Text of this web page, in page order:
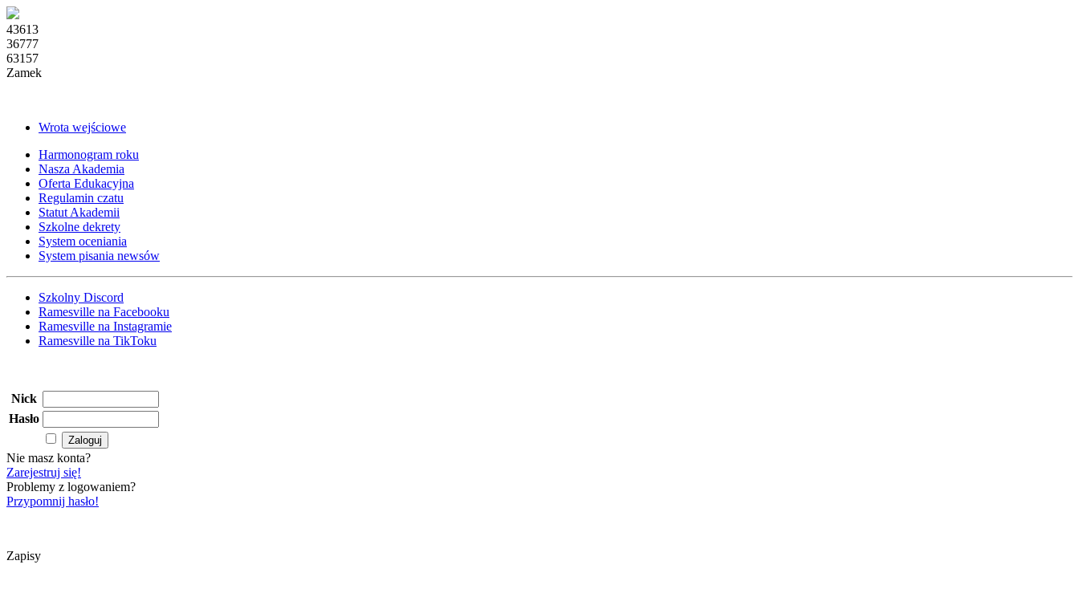
43613
36777
63157
Zamek
Wrota wejściowe
Harmonogram roku
Nasza Akademia
Oferta Edukacyjna
Regulamin czatu
Statut Akademii
Szkolne dekrety
System oceniania
System pisania newsów
Szkolny Discord
Ramesville na Facebooku
Ramesville na Instagramie
Ramesville na TikToku
Nick
Hasło
Nie masz konta?
Zarejestruj się!
Problemy z logowaniem?
Przypomnij hasło!
Zapisy